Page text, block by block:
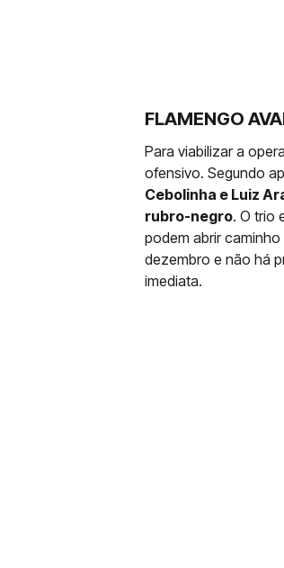
FLAMENGO
Para viabilizar a
ofensivo. Segundo
Cebolinha e Luiz
rubro-negro. O trio
podem abrir
dezembro e não há
imediata.